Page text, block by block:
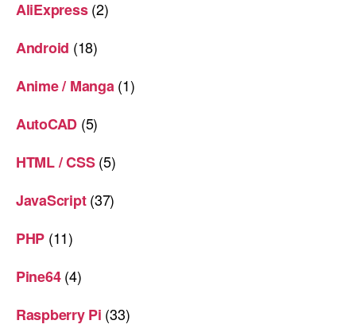
AliExpress(2)
Android (18)
Anime / Manga (1)
AutoCAD (5)
HTML / CSS(5)
JavaScript(37)
PHP (11)
Pine64(4)
Raspberry Pi (33)